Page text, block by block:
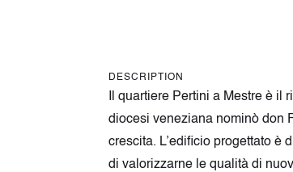
DESCRIPTION
Il quartiere Pertini a Mestre è
diocesi veneziana nominò don
crescita. L’edificio progettato è
di valorizzarne le qualità di